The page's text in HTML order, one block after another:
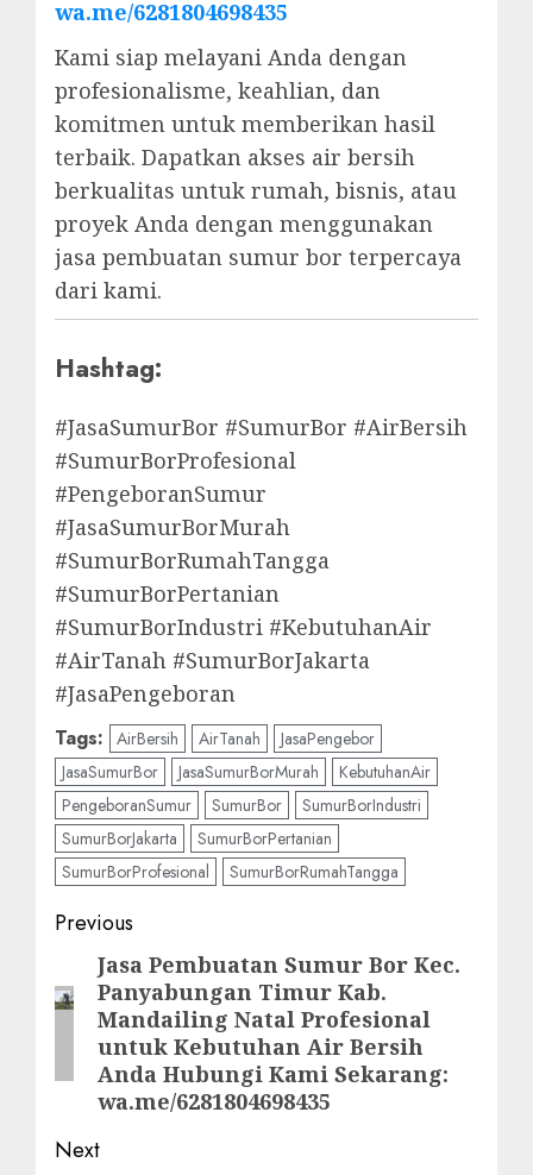
wa.me/6281804698435
Kami siap melayani Anda dengan
profesionalisme, keahlian, dan
komitmen untuk memberikan hasil
terbaik. Dapatkan akses air bersih
berkualitas untuk rumah, bisnis, atau
proyek Anda dengan menggunakan
jasa pembuatan sumur bor terpercaya
dari kami.
Hashtag:
#JasaSumurBor #SumurBor #AirBersih
#SumurBorProfesional
#PengeboranSumur
#JasaSumurBorMurah
#SumurBorRumahTangga
#SumurBorPertanian
#SumurBorIndustri #KebutuhanAir
#AirTanah #SumurBorJakarta
#JasaPengeboran
Tags: AirBersih AirTanah
JasaPengebor
JasaSumurBor
JasaSumurBorMurah
KebutuhanAir
PengeboranSumur
SumurBor
SumurBorIndustri
SumurBorJakarta
SumurBorPertanian
SumurBorProfesional
SumurBorRumahTangga
Post
navigation
Previous
Previous
post:
Jasa Pembuatan Sumur Bor Kec.
Panyabungan Timur Kab.
Mandailing Natal Profesional
untuk Kebutuhan Air Bersih
Anda Hubungi Kami Sekarang:
wa.me/6281804698435
Next